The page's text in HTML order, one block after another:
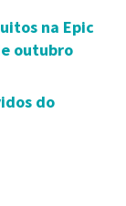
na Epic
outubro
do